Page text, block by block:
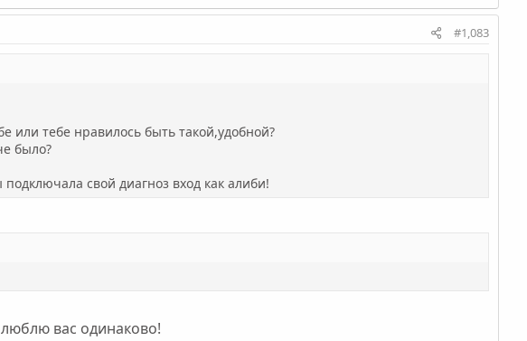
#1,083
или тебе нравилось быть такой,удобной?
было?
свой диагноз вход как алиби!
вас одинаково!